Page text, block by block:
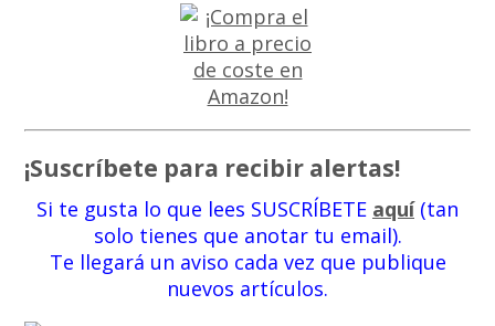
¡Suscríbete para recibir alertas!
Si te gusta lo que lees SUSCRÍBETE aquí(tan
solo tienes que anotar tu email).
Te llegará un aviso cada vez que publique
nuevos artículos.